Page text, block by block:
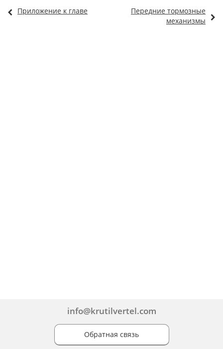
Приложение к главе
Передние тормозные
механизмы
info@krutilvertel.com
Обратная связь